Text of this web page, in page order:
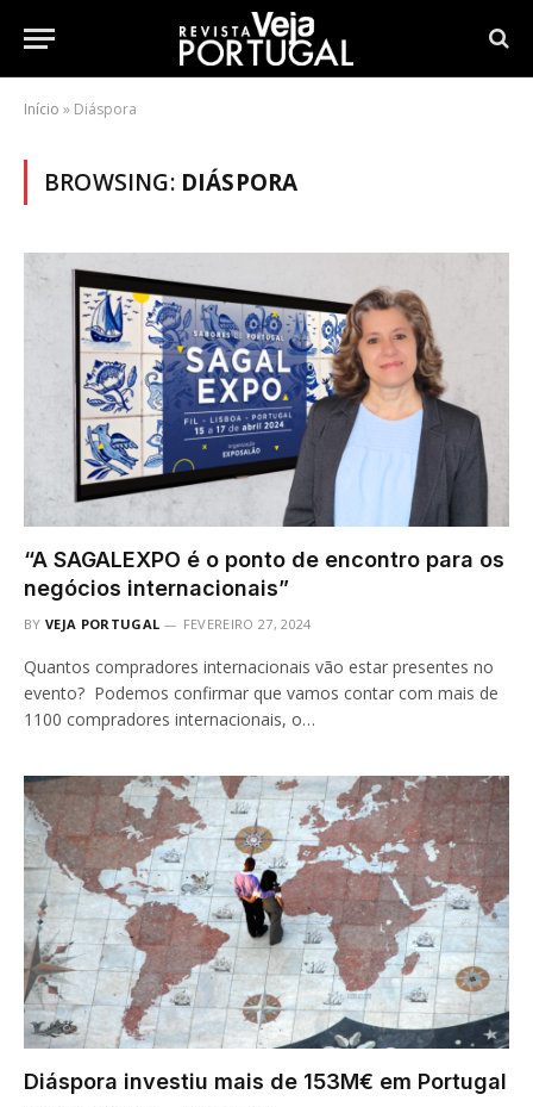
Início » Diáspora
BROWSING: DIÁSPORA
“A SAGALEXPO é o ponto de encontro para os
negócios internacionais”
BY VEJA PORTUGAL FEVEREIRO 27, 2024
Quantos compradores internacionais vão estar presentes no
evento? Podemos confirmar que vamos contar com mais de
1100 compradores internacionais, o…
Diáspora investiu mais de 153M€ em Portugal